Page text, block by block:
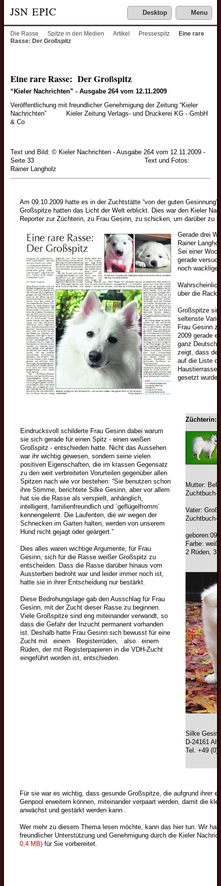
Desktop Menu
Die Rasse Spitze in den Medien Artikel Pressespitz
Eine rare
Rasse: Der Großspitz
Eine rare Rasse: Der Großspitz
“Kieler Nachrichten” - Ausgabe 264 vom 12.11.2009
Veröffentlichung mit freundlicher Genehmigung der Zeitung “Kieler
Nachrichten” Kieler Zeitung Verlags- und Druckerei KG - GmbH
& Co
Text und Bild: © Kieler Nachrichten - Ausgabe 264 vom 12.11.2009 -
Seite 33 Text und Fotos:
Rainer Langholz
Am 09.10.2009 hatte es in der Zuchtstätte “von der guten
Großspitze hatten das Licht der Welt erblickt. Dies war den Kieler
Reporter zur Züchterin, zu Frau Gesinn, zu schicken, um darüber zu
Gerade drei
Rainer
Sei einer
gerade
noch
über die
Großspitze
seltenste
Frau Gesinn
2009 gerade
ganz
zeigt, dass
auf die Liste
gesetzt wurde.
Eindrucksvoll schilderte Frau Gesinn dabei warum
sie sich gerade für einen Spitz - einen weißen
Großspitz - entschieden hatte. Nicht das Aussehen
war ihr wichtig gewesen, sondern seine vielen
positiven Eigenschaften, die im krassen Gegensatz
zu den weit verbreiteten Vorurteilen gegenüber allen
Spitzen nach wie vor bestehen: “Sie benutzen schon
ihre Stimme, berichtete Silke Gesinn, aber vor allem
hat sie die Rasse als verspielt, anhänglich,
intelligent, familienfreundlich und ´geflügelfromm´
kennengelernt. Die Laufenten, die wir wegen der
Schnecken im Garten halten, werden von unserem
Hund nicht gejagt oder geärgert.”
Dies alles waren wichtige Argumente, für Frau
Gesinn, sich für die Rasse weißer Großspitz zu
entscheiden. Dass die Rasse darüber hinaus vom
Aussterben bedroht war und leider immer noch ist,
hatte sie in ihrer Entscheidung nur bestärkt.
Diese Bedrohungslage gab den Ausschlag für Frau
Gesinn, mit der Zucht dieser Rasse zu beginnen.
Viele Großspitze sind eng miteinander verwandt, so
dass die Gefahr der Inzucht permanent vorhanden
ist. Deshalb hatte Frau Gesinn sich bewusst für eine
Zucht mit einem Registerrüden, also einem
Rüden, der mit Registerpapieren in die VDH-Zucht
eingeführt worden ist, entschieden.
Züchterin:
Mutter:
Zuchtbuch-
Vater:
Zuchtbuch-
Farbe: weiß
2 Rüden, 3
Silke
D-24161
Tel. +49
Für sie war es wichtig, dass gesunde Großspitze, die aufgrund ihrer
Genpool erweitern können, miteinander verpaart werden, damit die
anwächst und gestärkt werden kann .
Wer mehr zu diesem Thema lesen möchte, kann das hier tun. Wir
freundlicher Unterstützung und Genehmigung durch die Kieler
0,4 MB)für Sie vorbereitet.
Ziele
Historie
2009
2011
Welpen
Wolfsspitzwelpen
Großspitzwelpen
Mittelspitzwelpen
Kleinspitzwelpen
Zwergspitzwelpen
Junghunde
Wolfsspitzjunghunde
Grossspitzjunghunde
Mittelspitzjunghunde
Kleinspitzjunghunde
Zwergspitzjunghunde
Züchter
Wolfsspitzzüchter
Kleinspitzdeckrüden
Zwergspitzdeckrüden
Deckrüdenvorstellung
Veteranen
Rassestandard
Der Wolfsspitz
Großspitzbilder
Mittelspitzbilder
Zwergspitzbilder
Spitze bei der Arbeit
Gesundheit